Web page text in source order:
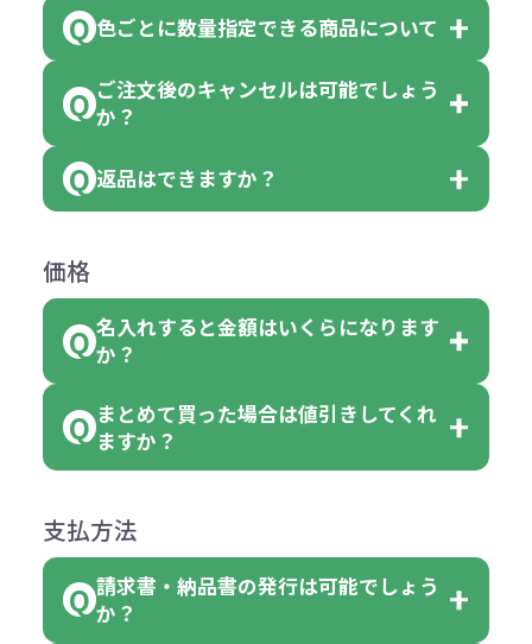
ります。
【例】注文可能数が100個の場合
は、100個以上でしたら、何個でも
可能です。
ている商品は、色指定不可となって
ん。
但し、ロゴなど名入れ印刷をされる
費用）
色指定できる商品もございますが商
品の詳細に「色・柄 取り混ぜ」のラ
ベルや商品画像に「〇色取混ぜ」な
れ等分で100個ずつ入って参ります。
（割り切れない場合は数個単位で前
色指定できる商品に付きましては商
品詳細の購入の所で色が選べるよう
になっております。
色ごとに数量指定できる商品について
「選べる本体色」のラベルが付いて
す。
い。
例えば…
クエアトート」を300個注文した場
クエアトート」は10個単位でしたら
色を指定出来るので、ピンクを100
個、ブルーを90個、イエローを110
ご注文後のキャンセルは可能でしょう
か？
お客様都合でのキャンセルは、制作
がございます。
ご注文の際は、十分にご確認・ご検
返品はできますか？
めご了承ください。
ただし下記の場合は承っております
●初期不良または不良品（破損、故
障）の場合
合
●名入れ、オリジナルの内容が異な
っていた場合
価格
名入れすると金額はいくらになります
か？
名入れありの場合の代金の計算方法
は下記の通りです。
計算例：
＜1色印刷の場合＞
（提供価格（商品代）+名入れ費用
まとめて買った場合は値引きしてくれ
ますか？
商品によりますが、お見積もりさせ
ていただきます。
見積もりサポートから個別でお問い
支払方法
請求書・納品書の発行は可能でしょう
か？